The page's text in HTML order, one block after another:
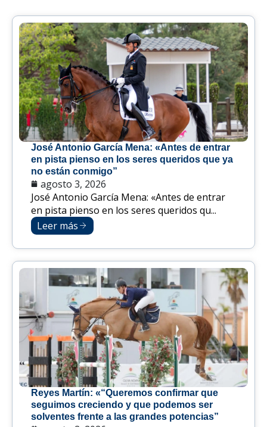
José Antonio García Mena: «Antes de entrar
en pista pienso en los seres queridos que ya
no están conmigo”
agosto 3, 2026
José Antonio García Mena: «Antes de entrar
en pista pienso en los seres queridos qu...
Leer más
Reyes Martín: «“Queremos confirmar que
seguimos creciendo y que podemos ser
solventes frente a las grandes potencias”